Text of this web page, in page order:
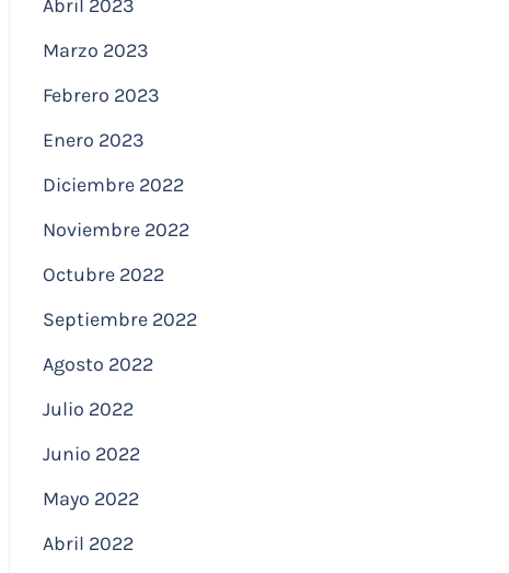
Abril 2023
Marzo 2023
Febrero 2023
Enero 2023
Diciembre 2022
Noviembre 2022
Octubre 2022
Septiembre 2022
Agosto 2022
Julio 2022
Junio 2022
Mayo 2022
Abril 2022